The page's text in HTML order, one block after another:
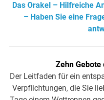
Das Orakel – Hilfreiche
– Haben Sie eine
Zehn Gebote
Der Leitfaden für ein
Verpflichtungen, die Sie